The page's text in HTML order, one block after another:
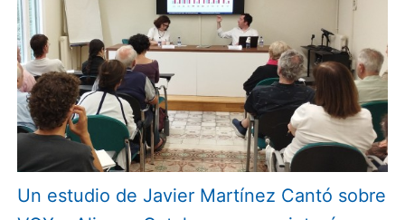
Un estudio de Javier Martínez Cantó sobre